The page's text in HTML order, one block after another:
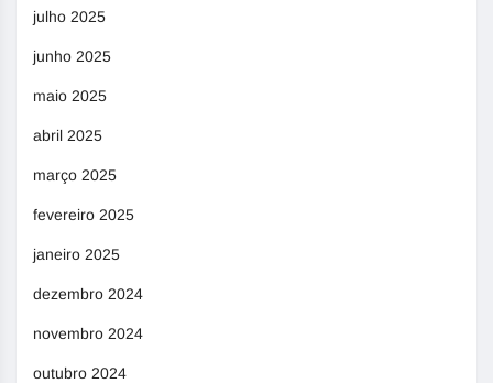
julho 2025
junho 2025
maio 2025
abril 2025
março 2025
fevereiro 2025
janeiro 2025
dezembro 2024
novembro 2024
outubro 2024